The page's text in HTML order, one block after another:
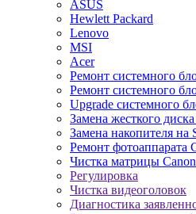
ASUS
Hewlett Packard
Lenovo
MSI
Acer
Ремонт системного
Ремонт системного
Upgrade системного
Замена жесткого
Замена накопителя на
Ремонт фотоаппарата
Чистка матрицы
Регулировка
Чистка видеоголовок
Диагностика